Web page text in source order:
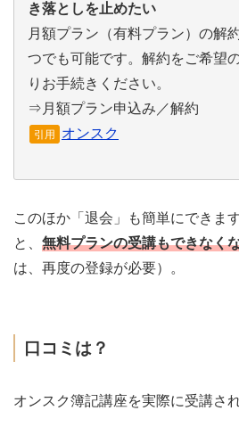
き落としを止めたい
月額プラン（有料プラン）の解
つでも可能です。解約をご希望
りお手続きください。
⇒月額プラン申込み／解約
引用 オンスク
このほか「退会」も簡単にできま
と、 無料プランの受講もできなく
は、再度の登録が必要）。
口コミは？
オンスク簿記講座を実際に受講さ